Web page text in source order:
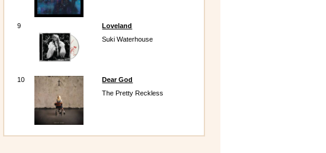
9
Loveland
Suki Waterhouse
10
Dear God
The Pretty Reckless